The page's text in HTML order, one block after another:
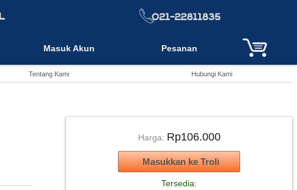
Masuk Akun Pesanan
Tentang Kami Hubungi Kami
Harga: Rp106.000
Tersedia: